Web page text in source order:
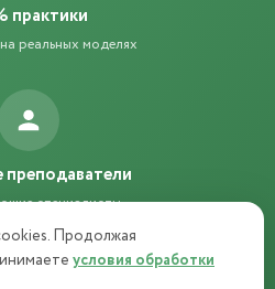
практики
реальных моделях
специалисты
Продолжая
условия обработки